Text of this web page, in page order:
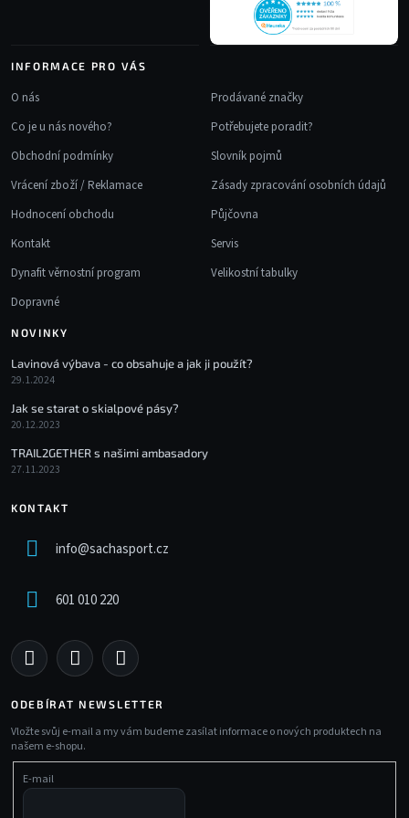
INFORMACE PRO VÁS
O nás
Co je u nás nového?
Obchodní podmínky
Vrácení zboží / Reklamace
Hodnocení obchodu
Kontakt
Dynafit věrnostní program
Dopravné
Prodávané značky
Potřebujete poradit?
Slovník pojmů
Zásady zpracování osobních údajů
Půjčovna
Servis
Velikostní tabulky
NOVINKY
Lavinová výbava - co obsahuje a jak ji použít?
29.1.2024
Jak se starat o skialpové pásy?
20.12.2023
TRAIL2GETHER s našimi ambasadory
27.11.2023
KONTAKT
info@sachasport.cz
601 010 220
ODEBÍRAT NEWSLETTER
Vložte svůj e-mail a my vám budeme zasílat informace o nových produktech na
našem e-shopu.
E-mail